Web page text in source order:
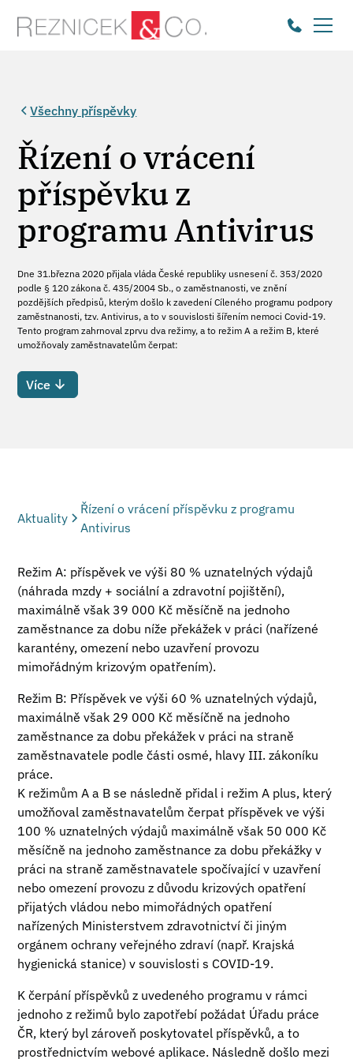
Všechny příspěvky
Řízení o vrácení
příspěvku z
programu Antivirus
Dne 31.března 2020 přijala vláda České republiky usnesení č. 353/2020
podle § 120 zákona č. 435/2004 Sb., o zaměstnanosti, ve znění
pozdějších předpisů, kterým došlo k zavedení Cíleného programu podpory
zaměstnanosti, tzv. Antivirus, a to v souvislosti šířením nemoci Covid-19.
Tento program zahrnoval zprvu dva režimy, a to režim A a režim B, které
umožňovaly zaměstnavatelům čerpat:
Více
Aktuality
Řízení o vrácení příspěvku z programu
Antivirus
Režim A: příspěvek ve výši 80 % uznatelných výdajů
(náhrada mzdy + sociální a zdravotní pojištění),
maximálně však 39 000 Kč měsíčně na jednoho
zaměstnance za dobu níže překážek v práci (nařízené
karantény, omezení nebo uzavření provozu
mimořádným krizovým opatřením).
Režim B: Příspěvek ve výši 60 % uznatelných výdajů,
maximálně však 29 000 Kč měsíčně na jednoho
zaměstnance za dobu překážek v práci na straně
zaměstnavatele podle části osmé, hlavy III. zákoníku
práce.
K režimům A a B se následně přidal i režim A plus, který
umožňoval zaměstnavatelům čerpat příspěvek ve výši
100 % uznatelných výdajů maximálně však 50 000 Kč
měsíčně na jednoho zaměstnance za dobu překážky v
práci na straně zaměstnavatele spočívající v uzavření
nebo omezení provozu z důvodu krizových opatření
přijatých vládou nebo mimořádných opatření
nařízených Ministerstvem zdravotnictví či jiným
orgánem ochrany veřejného zdraví (např. Krajská
hygienická stanice) v souvislosti s COVID-19.
K čerpání příspěvků z uvedeného programu v rámci
jednoho z režimů bylo zapotřebí požádat Úřadu práce
ČR, který byl zároveň poskytovatel příspěvků, a to
prostřednictvím webové aplikace. Následně došlo mezi